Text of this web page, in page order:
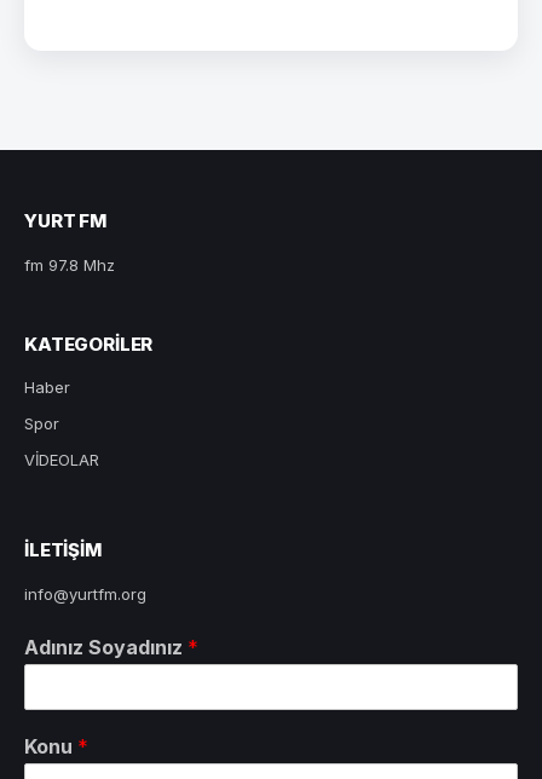
YURT FM
fm 97.8 Mhz
KATEGORILER
Haber
Spor
VİDEOLAR
ILETIŞIM
info@yurtfm.org
Adınız Soyadınız *
Konu *